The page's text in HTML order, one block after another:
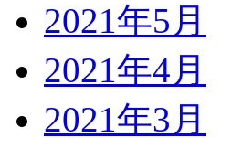
2021年5月
2021年4月
2021年3月